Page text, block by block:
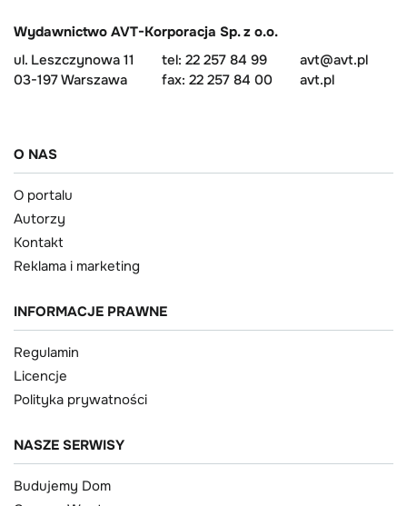
Wydawnictwo AVT-Korporacja Sp. z o.o.
ul. Leszczynowa 11
03-197 Warszawa
tel: 22 257 84 99
fax: 22 257 84 00
avt@avt.pl
avt.pl
O NAS
O portalu
Autorzy
Kontakt
Reklama i marketing
INFORMACJE PRAWNE
Regulamin
Licencje
Polityka prywatności
NASZE SERWISY
Budujemy Dom